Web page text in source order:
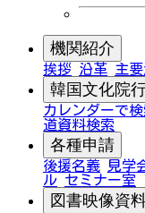
機関紹介
挨拶 沿革 主
韓国文化院
カレンダーで検
道資料検索
各種申請
後援名義 見学
ル セミナー室
図書映像資